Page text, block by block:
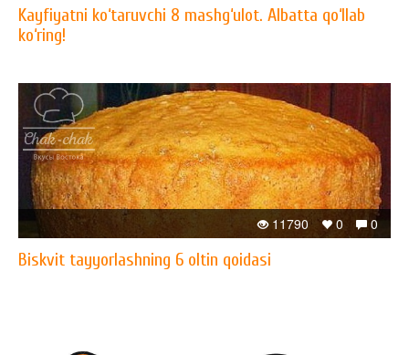
Kayfiyatni ko‘taruvchi 8 mashg‘ulot. Albatta qo‘llab
ko‘ring!
0
0
11790
Biskvit tayyorlashning 6 oltin qoidasi